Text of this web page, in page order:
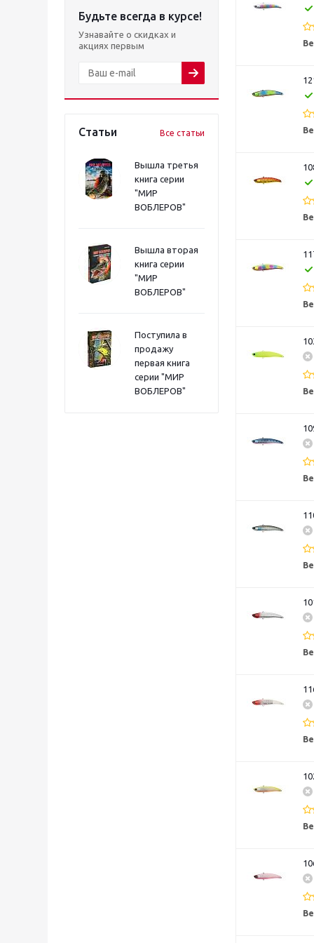
Будьте всегда в курсе!
Узнавайте о скидках и
акциях первым
Статьи Все статьи
Вышла третья
книга серии
"МИР
ВОБЛЕРОВ"
Вышла вторая
книга серии
"МИР
ВОБЛЕРОВ"
Поступила в
продажу
первая книга
серии "МИР
ВОБЛЕРОВ"